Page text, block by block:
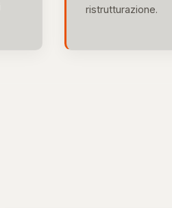
ristrutturazione.